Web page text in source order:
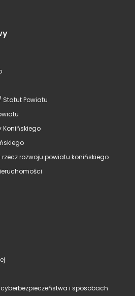
Powiatu
Konińskiego
rozwoju powiatu konińskiego
i sposobach